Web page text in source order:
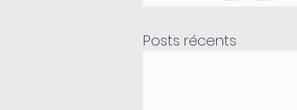
Posts récents